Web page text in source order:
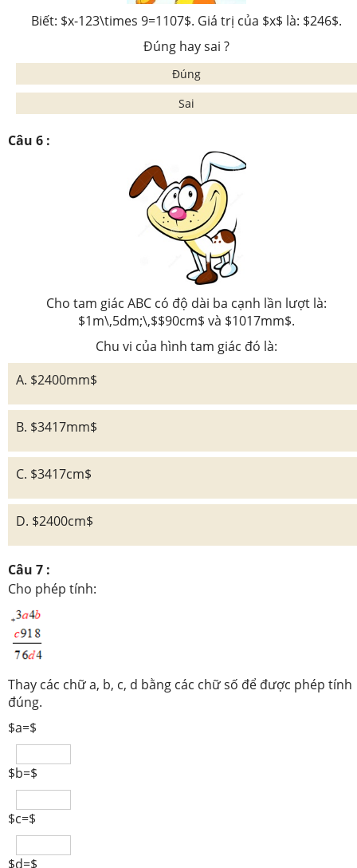
Biết: $x-123\times 9=1107$. Giá trị của $x$ là: $246$.
Đúng hay sai ?
Đúng
Sai
Câu 6 :
Cho tam giác ABC có độ dài ba cạnh lần lượt là:
$1m\,5dm;\,$$90cm$ và $1017mm$.
Chu vi của hình tam giác đó là:
A. $2400mm$
B. $3417mm$
C. $3417cm$
D. $2400cm$
Câu 7 :
Cho phép tính:
Thay các chữ a, b, c, d bằng các chữ số để được phép tính
đúng.
$a=$
$b=$
$c=$
$d=$